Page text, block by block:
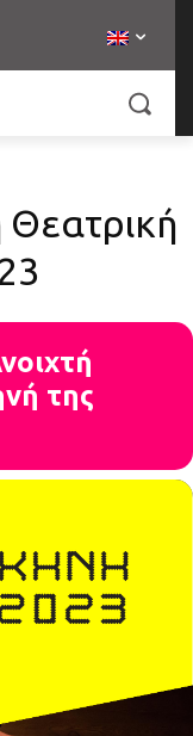
Θεατρική
της